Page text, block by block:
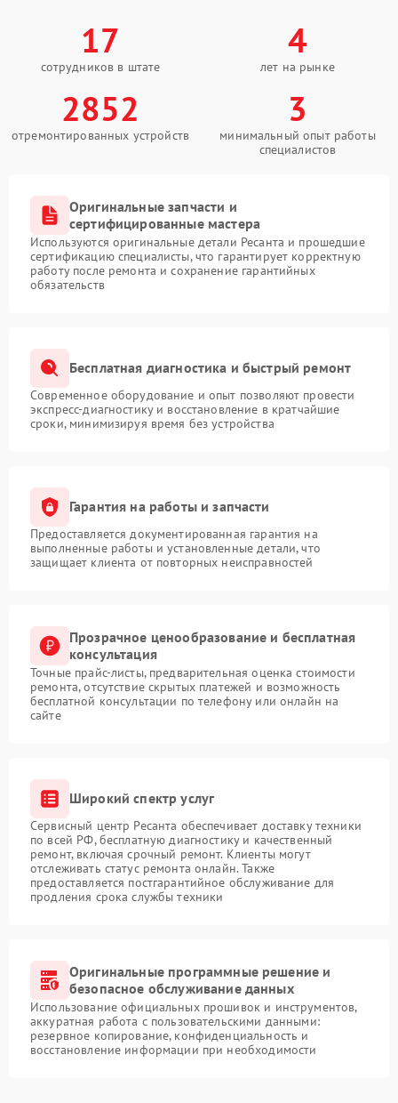
17
сотрудников в штате
4
лет на рынке
2852
отремонтированных устройств
3
минимальный опыт работы
специалистов
Оригинальные запчасти и
сертифицированные мастера
Используются оригинальные детали Ресанта и прошедшие
сертификацию специалисты, что гарантирует корректную
работу после ремонта и сохранение гарантийных
обязательств
Бесплатная диагностика и быстрый ремонт
Современное оборудование и опыт позволяют провести
экспресс-диагностику и восстановление в кратчайшие
сроки, минимизируя время без устройства
Гарантия на работы и запчасти
Предоставляется документированная гарантия на
выполненные работы и установленные детали, что
защищает клиента от повторных неисправностей
Прозрачное ценообразование и бесплатная
консультация
Точные прайс-листы, предварительная оценка стоимости
ремонта, отсутствие скрытых платежей и возможность
бесплатной консультации по телефону или онлайн на
сайте
Широкий спектр услуг
Сервисный центр Ресанта обеспечивает доставку техники
по всей РФ, бесплатную диагностику и качественный
ремонт, включая срочный ремонт. Клиенты могут
отслеживать статус ремонта онлайн. Также
предоставляется постгарантийное обслуживание для
продления срока службы техники
Оригинальные программные решение и
безопасное обслуживание данных
Использование официальных прошивок и инструментов,
аккуратная работа с пользовательскими данными:
резервное копирование, конфиденциальность и
восстановление информации при необходимости